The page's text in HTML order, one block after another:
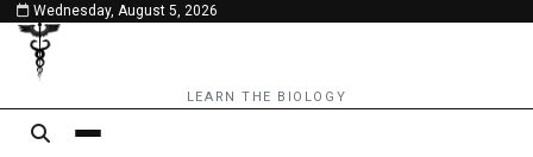
content
Wednesday, August 5, 2026
LEARN THE BIOLOGY